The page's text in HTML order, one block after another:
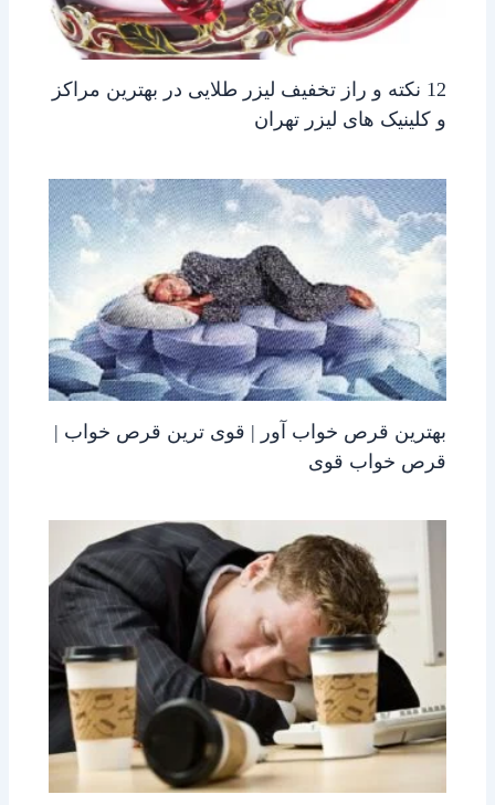
12 نکته و راز تخفیف لیزر طلایی در بهترین مراکز
و کلینیک های لیزر تهران
بهترین قرص خواب آور | قوی ترین قرص خواب |
قرص خواب قوی